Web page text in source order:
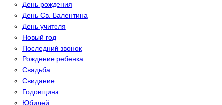
День рождения
День Св. Валентина
День учителя
Новый год
Последний звонок
Рождение ребенка
Свадьба
Свидание
Годовщина
Юбилей